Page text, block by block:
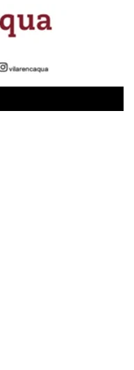
són
necessàries
per al
tècnic de la
web.